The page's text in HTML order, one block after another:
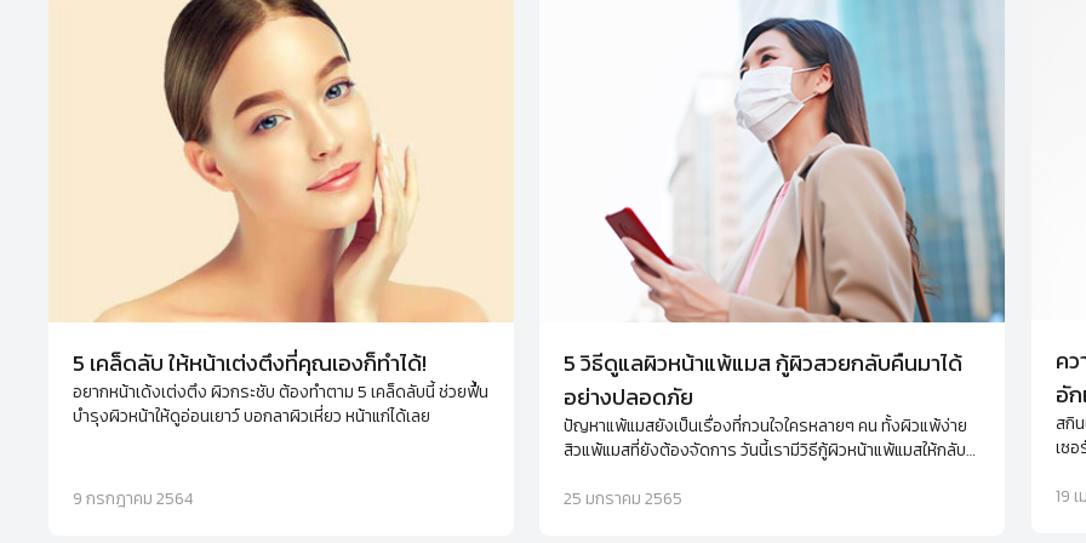
5 เคล็ดลับ ให้หน้าเต่งตึงที่คุณเองก็ทำได้!
อยากหน้าเด้งเต่งตึง ผิวกระชับ ต้องทำตาม 5 เคล็ดลับนี้ ช่วยฟื้น
บำรุงผิวหน้าให้ดูอ่อนเยาว์ บอกลาผิวเหี่ยว หน้าแก่ได้เลย
9 กรกฎาคม 2564
5 วิธีดูแลผิวหน้าแพ้แมส กู้ผิวสวยกลับคืนมาได้
อย่างปลอดภัย
ปัญหาแพ้แมสยังเป็นเรื่องที่กวนใจใครหลายๆ คน ทั้งผิวแพ้ง่าย
สิวแพ้แมสที่ยังต้องจัดการ วันนี้เรามีวิธีกู้ผิวหน้าแพ้แมสให้กลับ
25 มกราคม 2565
ค
อั
สกิ
เซ
ปัญ
19